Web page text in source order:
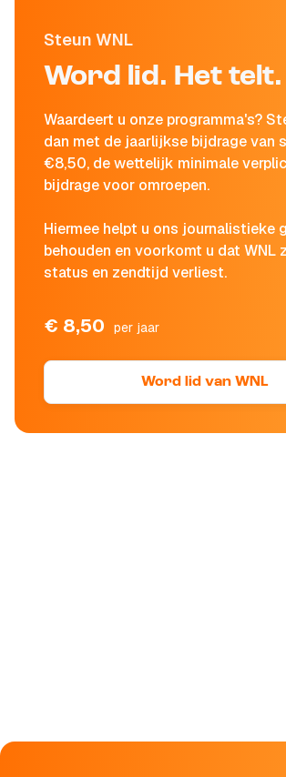
Steun WNL
Word lid. Het telt.
Waardeert u onze programma's?
dan met de jaarlijkse bijdrage van
€8,50, de wettelijk minimale
bijdrage voor omroepen.
Hiermee helpt u ons journalistieke
behouden en voorkomt u dat WNL
status en zendtijd verliest.
€ 8,50 per jaar
Word lid van WNL